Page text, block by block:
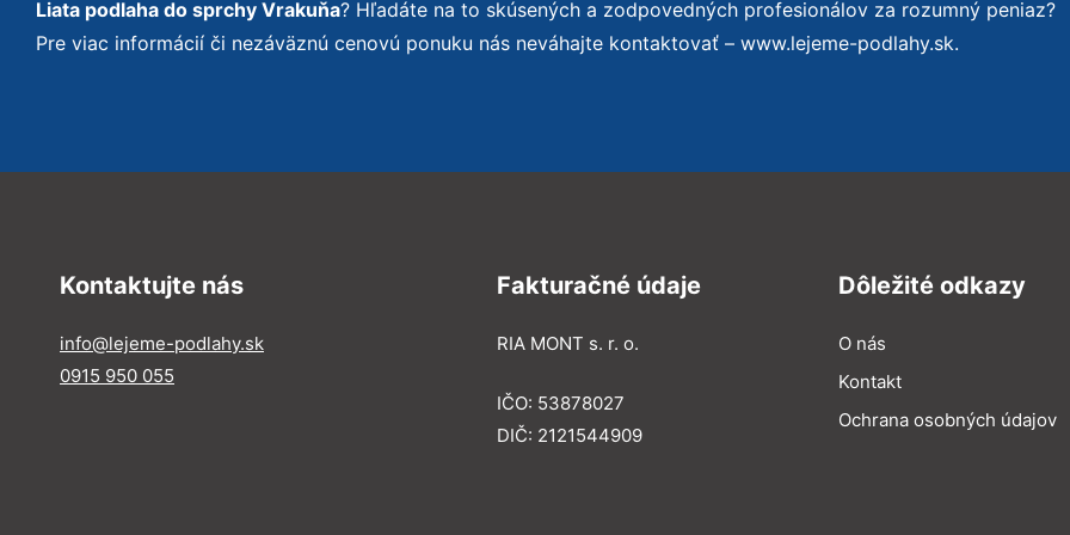
Liata podlaha do sprchy Vrakuňa? Hľadáte na to skúsených a zodpovedných profesionálov za rozumný peniaz?
Pre viac informácií či nezáväznú cenovú ponuku nás neváhajte kontaktovať – www.lejeme-podlahy.sk.
Kontaktujte nás
info@lejeme-podlahy.sk
0915 950 055
Fakturačné údaje
RIA MONT s. r. o.
IČO: 53878027
DIČ: 2121544909
Dôležité odkazy
O nás
Kontakt
Ochrana osobných údajov